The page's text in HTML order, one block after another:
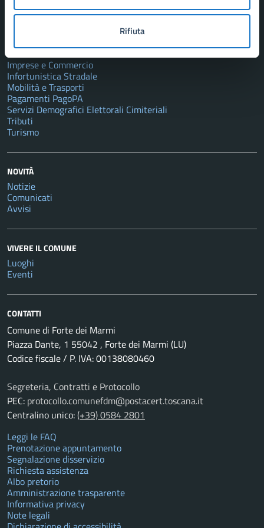
Rifiuta
Autorizzazioni
Giustizia e Sicurezza Pubblica
Imprese e Commercio
Infortunistica Stradale
Mobilità e Trasporti
Pagamenti PagoPA
Servizi Demografici Elettorali Cimiteriali
Tributi
Turismo
NOVITÀ
Notizie
Comunicati
Avvisi
VIVERE IL COMUNE
Luoghi
Eventi
CONTATTI
Comune di Forte dei Marmi
Piazza Dante, 1 55042 , Forte dei Marmi (LU)
Codice fiscale / P. IVA: 00138080460
Segreteria, Contratti e Protocollo
PEC: protocollo.comunefdm@postacert.toscana.it
Centralino unico:(+39) 0584 2801
Leggi le FAQ
Prenotazione appuntamento
Segnalazione disservizio
Richiesta assistenza
Albo pretorio
Amministrazione trasparente
Informativa privacy
Note legali